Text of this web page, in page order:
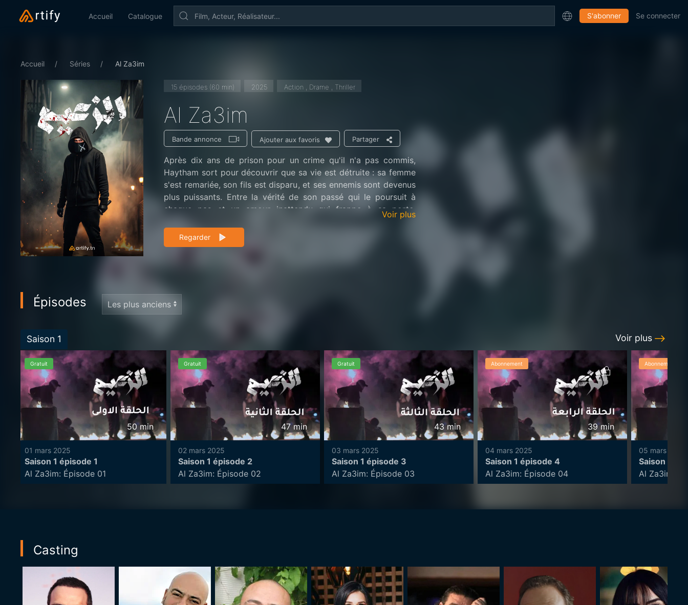
Accueil Catalogue S'abonner Se connecter
Accueil Séries Al Za3im
15 épisodes (60 min) 2025 Action , Drame , Thriller
Al Za3im
Bande annonce Ajouter aux favoris Partager
Après dix ans de prison pour un crime qu'il n'a pas commis,
Haytham sort pour découvrir que sa vie est détruite : sa femme
s'est remariée, son fils est disparu, et ses ennemis sont devenus
plus puissants. Entre la vérité de son passé qui le poursuit à
chaque pas et un amour inattendu qui frappe à sa porte,
Haytham se retrouve déchiré entre la vengeance et un nouveau
départ..
Voir plus
Regarder
Épisodes
Saison 1 Voir plus
Gratuit
50 min
01 mars 2025
Saison 1 épisode 1
Al Za3im: Épisode 01
Gratuit
47 min
02 mars 2025
Saison 1 épisode 2
Al Za3im: Épisode 02
Gratuit
43 min
03 mars 2025
Saison 1 épisode 3
Al Za3im: Épisode 03
Abonnement
39 min
04 mars 2025
Saison 1 épisode 4
Al Za3im: Épisode 04
Abonnement
05 mars 2025
Saison 1
Al Za3im:
Casting